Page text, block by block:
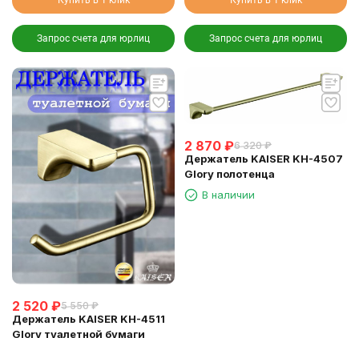
Запрос счета для юрлиц Запрос счета для юрлиц
2 520 ₽5 550 ₽
Держатель KAISER KH-4511
Glory туалетной бумаги
2 870 ₽6 320 ₽
Держатель KAISER KH-4507
Glory полотенца
В наличии